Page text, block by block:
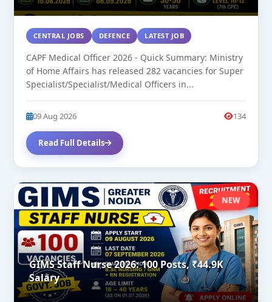
CENTRAL JOBS DEFENCE LATEST JOB
CAPF Medical Officer 2026 - Quick Summary: Ministry
of Home Affairs has released 282 vacancies for Super
Specialist/Specialist/Medical Officers in...
09 Aug 2026 134
Read Full Details
NEW
GIMS Staff Nurse 2026: 100 Posts, ₹44.9K
Salary